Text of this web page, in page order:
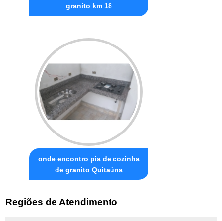
granito km 18
onde encontro pia de cozinha
de granito Quitaúna
Regiões de Atendimento